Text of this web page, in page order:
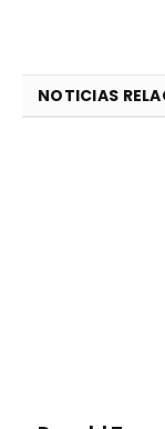
NOTICIAS